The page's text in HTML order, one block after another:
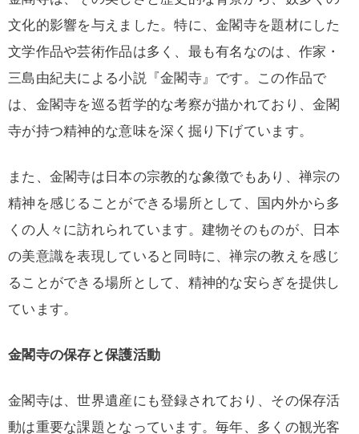
文化的影響を与えました。特に、金閣寺を題材にした
文学作品や芸術作品は多く、最も有名なのは、作家・
三島由紀夫による小説『金閣寺』です。この作品で
は、金閣寺を巡る哲学的な考察が描かれており、金閣
寺が持つ精神的な意味を深く掘り下げています。
また、金閣寺は日本の宗教的な象徴でもあり、禅宗の
精神を感じることができる場所として、国内外から多
くの人々に訪れられています。建物そのものが、日本
の美意識を表現していると同時に、禅宗の教えを感じ
ることができる場所として、精神的な安らぎを提供し
ています。
金閣寺の保存と保護活動
金閣寺は、世界遺産にも登録されており、その保存活
動は重要な課題となっています。毎年、多くの観光客